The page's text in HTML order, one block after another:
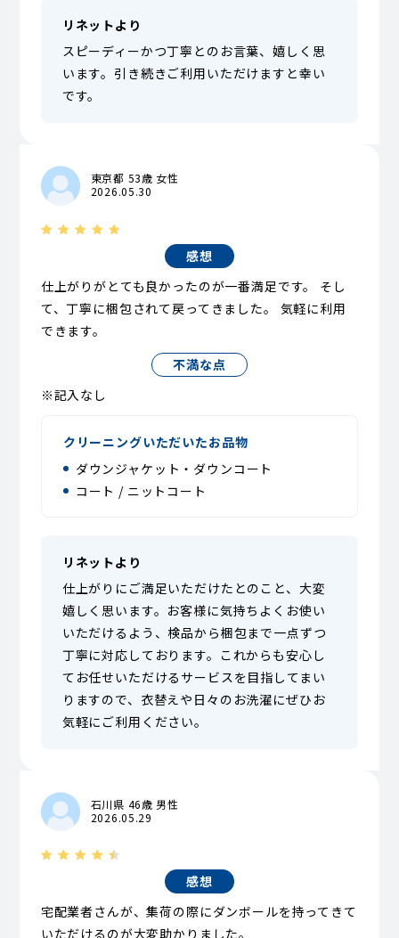
リネットより
スピーディーかつ丁寧とのお言葉、嬉しく思
います。引き続きご利用いただけますと幸い
です。
東京都 53歳 女性
2026.05.30
感想
仕上がりがとても良かったのが一番満足です。 そし
て、丁寧に梱包されて戻ってきました。 気軽に利用
できます。
不満な点
※記入なし
クリーニングいただいたお品物
ダウンジャケット・ダウンコート
コート / ニットコート
リネットより
仕上がりにご満足いただけたとのこと、大変
嬉しく思います。お客様に気持ちよくお使い
いただけるよう、検品から梱包まで一点ずつ
丁寧に対応しております。これからも安心し
てお任せいただけるサービスを目指してまい
りますので、衣替えや日々のお洗濯にぜひお
気軽にご利用ください。
石川県 46歳 男性
2026.05.29
感想
宅配業者さんが、集荷の際にダンボールを持ってきて
いただけるのが大変助かりました。